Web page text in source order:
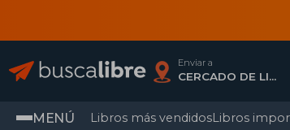
Enviar a
CERCADO DE LIMA, Lima
MENÚ Libros más vendidosLibros